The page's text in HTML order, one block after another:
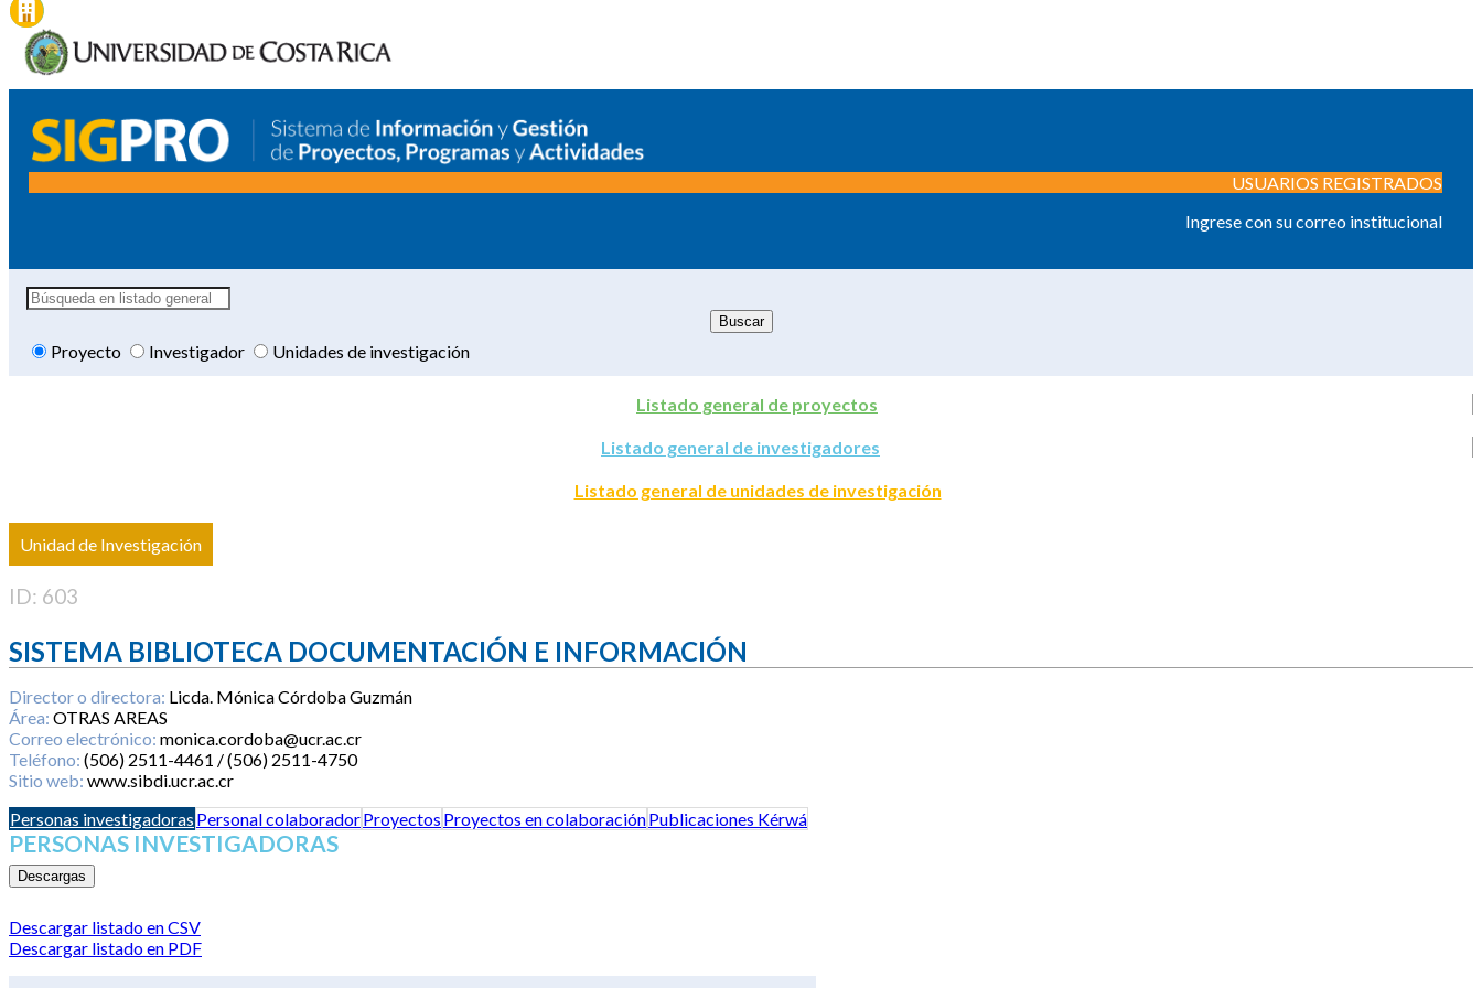
USUARIOS REGISTRADOS
Ingrese con su correo institucional
Proyecto Investigador Unidades de investigación
Listado general de proyectos
Listado general de investigadores
Listado general de unidades de investigación
Unidad de Investigación
ID: 603
SISTEMA BIBLIOTECA DOCUMENTACIÓN E INFORMACIÓN
Director o directora: Licda. Mónica Córdoba Guzmán
Área: OTRAS AREAS
Correo electrónico: monica.cordoba@ucr.ac.cr
Teléfono: (506) 2511-4461 / (506) 2511-4750
Sitio web: www.sibdi.ucr.ac.cr
Personas investigadoras Personal colaboradorProyectos Proyectos en colaboraciónPublicaciones Kérwá
PERSONAS INVESTIGADORAS
Descargas
Descargar listado en CSV
Descargar listado en PDF